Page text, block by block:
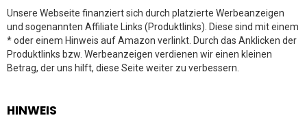
Unsere Webseite finanziert sich durch platzierte Werbeanzeigen
und sogenannten Affiliate Links (Produktlinks). Diese sind mit einem
* oder einem Hinweis auf Amazon verlinkt. Durch das Anklicken der
Produktlinks bzw. Werbeanzeigen verdienen wir einen kleinen
Betrag, der uns hilft, diese Seite weiter zu verbessern.
HINWEIS